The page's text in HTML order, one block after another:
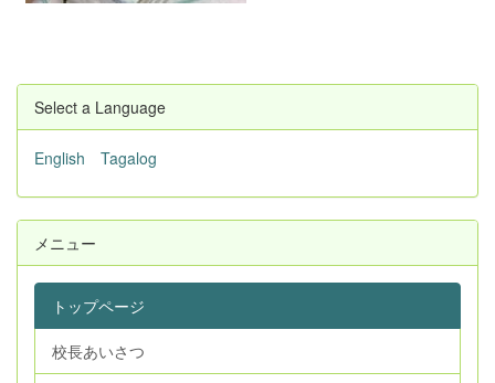
Select a Language
English Tagalog
メニュー
トップページ
校長あいさつ